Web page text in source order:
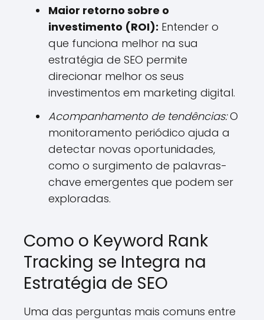
Maior retorno sobre o
investimento (ROI): Entender o
que funciona melhor na sua
estratégia de SEO permite
direcionar melhor os seus
investimentos em marketing digital.
Acompanhamento de tendências:O
monitoramento periódico ajuda a
detectar novas oportunidades,
como o surgimento de palavras-
chave emergentes que podem ser
exploradas.
Como o Keyword Rank
Tracking se Integra na
Estratégia de SEO
Uma das perguntas mais comuns entre